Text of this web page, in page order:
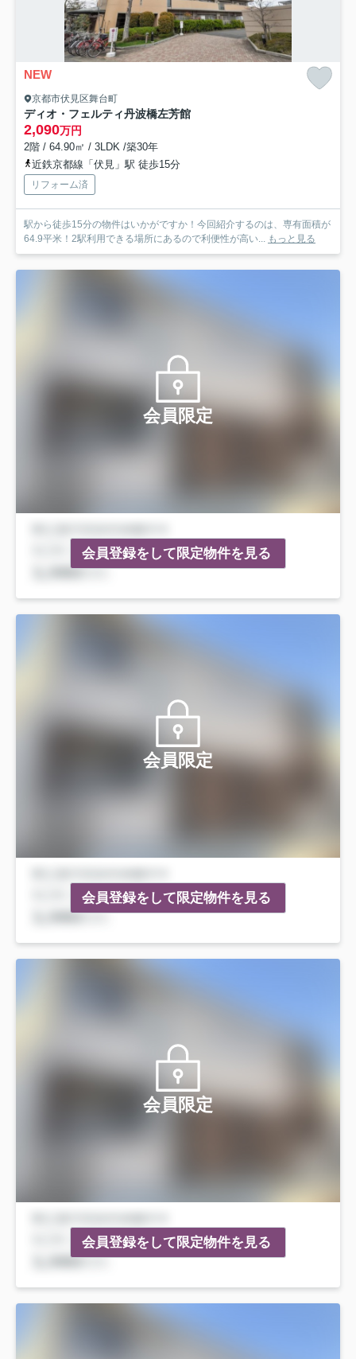
NEW
京都市伏見区舞台町
ディオ・フェルティ丹波橋左芳館
2,090万円
2階 / 64.90㎡ / 3LDK /築30年
近鉄京都線「伏見」駅 徒歩15分
リフォーム済
駅から徒歩15分の物件はいかがですか！今回紹介するのは、専有面積が
64.9平米！2駅利用できる場所にあるので利便性が高い... もっと見る
会員限定
会員登録をして限定物件を見る
会員限定
会員登録をして限定物件を見る
会員限定
会員登録をして限定物件を見る